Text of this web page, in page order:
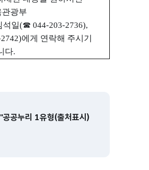
광부
석일(☎ 044-203-2736),
에게 연락해 주시기
다.
"공공누리 1유형(출처표시)